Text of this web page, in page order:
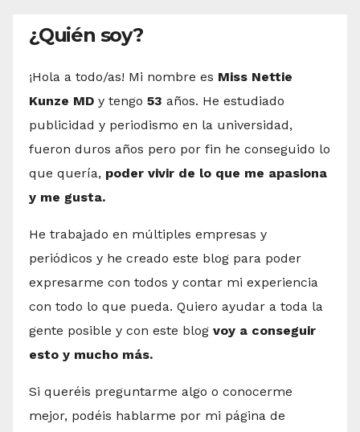
¿Quién soy?
¡Hola a todo/as! Mi nombre es Miss Nettie
Kunze MD y tengo 53 años. He estudiado
publicidad y periodismo en la universidad,
fueron duros años pero por fin he conseguido lo
que quería, poder vivir de lo que me apasiona
y me gusta.
He trabajado en múltiples empresas y
periódicos y he creado este blog para poder
expresarme con todos y contar mi experiencia
con todo lo que pueda. Quiero ayudar a toda la
gente posible y con este blog voy a conseguir
esto y mucho más.
Si queréis preguntarme algo o conocerme
mejor, podéis hablarme por mi página de